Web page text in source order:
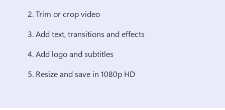
Trim or crop video
Add text, transitions and effects
Add logo and subtitles
Resize and save in 1080p HD